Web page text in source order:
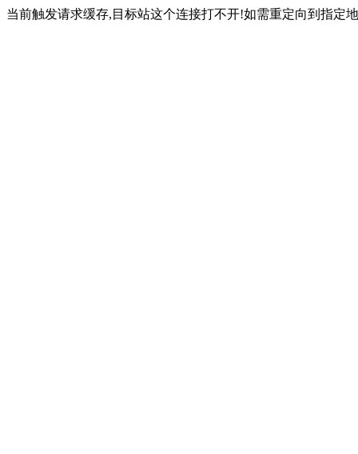
当前触发请求缓存,目标站这个连接打不开!如需重定向到指定